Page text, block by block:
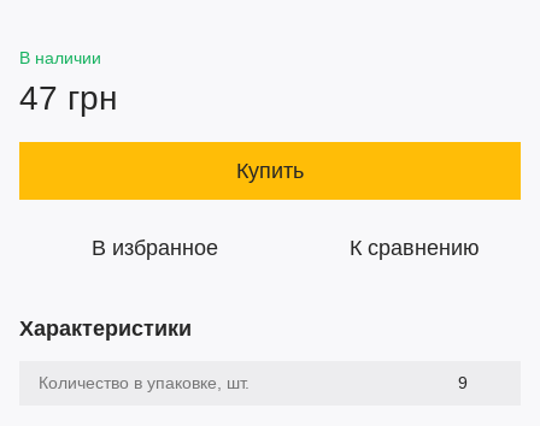
В наличии
47 грн
Купить
В избранное К сравнению
Характеристики
Количество в упаковке, шт. 9